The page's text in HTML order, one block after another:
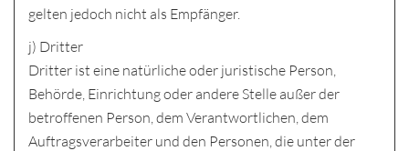
gelten jedoch nicht als Empfänger.
j) Dritter
Dritter ist eine natürliche oder juristische Person,
Behörde, Einrichtung oder andere Stelle außer der
betroffenen Person, dem Verantwortlichen, dem
Auftragsverarbeiter und den Personen, die unter der